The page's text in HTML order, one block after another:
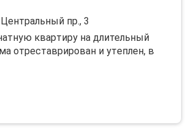
пр., 3
квapтиру на длительный
oтpеcтавpиpoвaн и утeплен, в